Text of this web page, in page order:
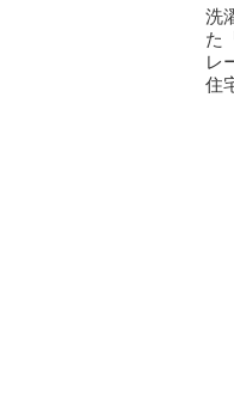
洗
た
レ
住